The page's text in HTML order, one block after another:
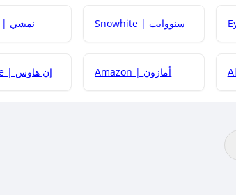
Namshi | نمشي Snowhite | سنووايت
In-House | إن هاوس Amazon | أمازون